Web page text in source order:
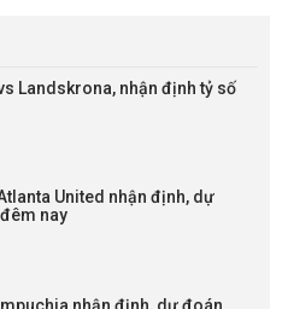
Landskrona, nhận định tỷ số
United nhận định, dự
nay